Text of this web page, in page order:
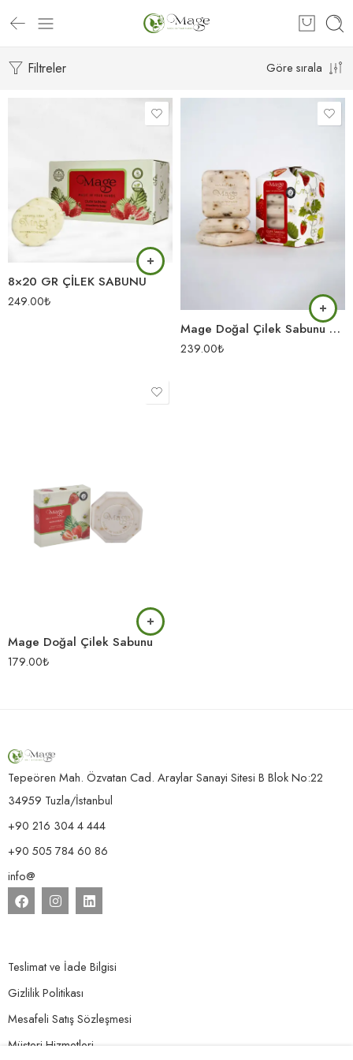
Filtreler Göre sırala
8×20 GR ÇİLEK SABUNU
249.00₺
Mage Doğal Çilek Sabunu 3’lü Set
239.00₺
Mage Doğal Çilek Sabunu
179.00₺
Tepeören Mah. Özvatan Cad. Araylar Sanayi Sitesi B Blok No:22
34959 Tuzla/İstanbul
+90 216 304 4 444
+90 505 784 60 86
info@
Teslimat ve İade Bilgisi
Gizlilik Politikası
Mesafeli Satış Sözleşmesi
Müşteri Hizmetleri